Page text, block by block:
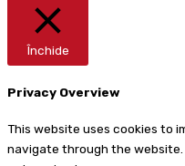
Închide
Privacy Overview
This website uses cookies to
navigate through the